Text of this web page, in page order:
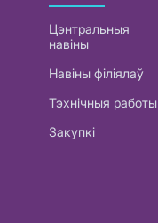
Цэнтральныя
навіны
Навіны філіялаў
Тэхнічныя работы
Закупкі